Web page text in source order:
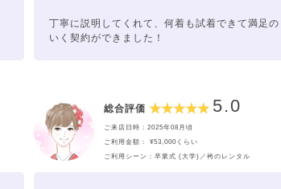
丁寧に説明してくれて、何着も試着できて満足の
いく契約ができました！
総合評価 5.0
ご来店日時：2025年08月頃
ご利用金額： ¥53,000くらい
ご利用シーン：卒業式 (大学)／袴のレンタル